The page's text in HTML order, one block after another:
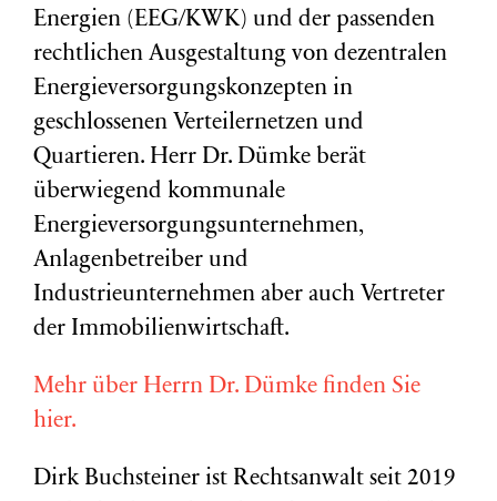
Energien (EEG/KWK) und der passenden
rechtlichen Ausgestaltung von dezentralen
Energieversorgungskonzepten in
geschlossenen Verteilernetzen und
Quartieren. Herr Dr. Dümke berät
überwiegend kommunale
Energieversorgungsunternehmen,
Anlagenbetreiber und
Industrieunternehmen aber auch Vertreter
der Immobilienwirtschaft.
Mehr über Herrn Dr. Dümke finden Sie
hier.
Dirk Buchsteiner ist Rechtsanwalt seit 2019